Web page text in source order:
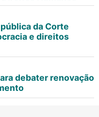
da Corte
e direitos
debater renovação